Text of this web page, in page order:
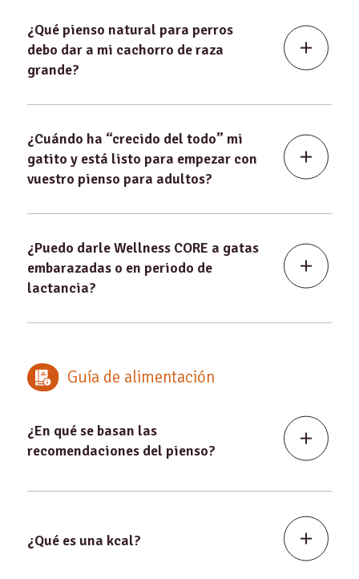
¿Qué pienso natural para perros
debo dar a mi cachorro de raza
grande?
¿Cuándo ha “crecido del todo” mi
gatito y está listo para empezar con
vuestro pienso para adultos?
¿Puedo darle Wellness CORE a gatas
embarazadas o en periodo de
lactancia?
Guía de alimentación
¿En qué se basan las
recomendaciones del pienso?
¿Qué es una kcal?